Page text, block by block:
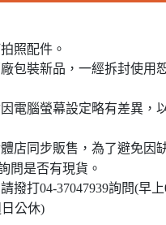
照配件。
包裝新品，一經拆封使用
電腦螢幕設定略有差異，
店同步販售，為了避免因
問是否有現貨。
撥打04-37047939詢問(早上
日公休)